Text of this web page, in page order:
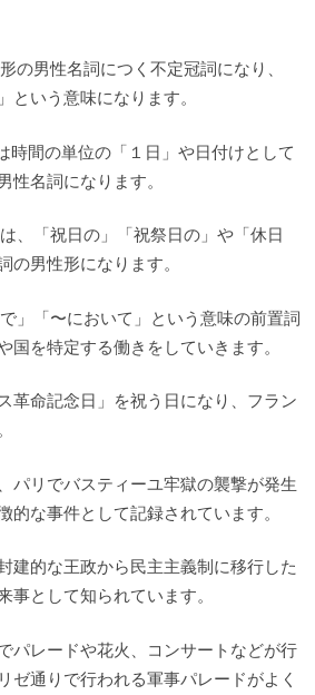
の男性名詞につく不定冠詞になり、
という意味になります。
時間の単位の「１日」や日付けとして
性名詞になります。
、「祝日の」「祝祭日の」や「休日
の男性形になります。
」「〜において」という意味の前置詞
国を特定する働きをしていきます。
革命記念日」を祝う日になり、フラン
パリでバスティーユ牢獄の襲撃が発生
的な事件として記録されています。
建的な王政から民主主義制に移行した
事として知られています。
パレードや花火、コンサートなどが行
ゼ通りで行われる軍事パレードがよく